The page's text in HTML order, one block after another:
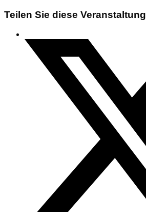
Teilen Sie diese Veranstaltung